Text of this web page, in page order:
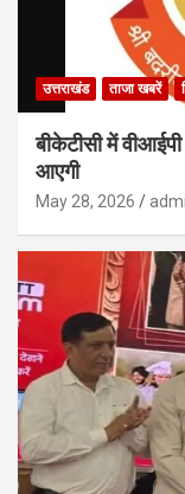
उत्तराखंड ताजा खबरें
बीकेटीसी में वीआईपी
आएगी
May 28, 2026